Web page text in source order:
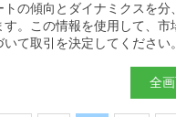
の傾向とダイナミクスを分
。この情報を使用して、市
て取引を決定してください。
全